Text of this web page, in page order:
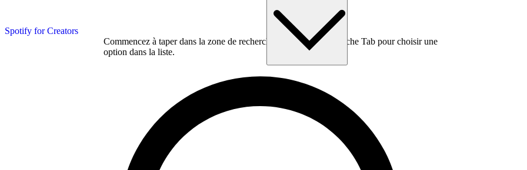
Spotify for Creators
Commencez à taper dans la zone de recherche, puis utilisez la touche Tab pour choisir une
option dans la liste.